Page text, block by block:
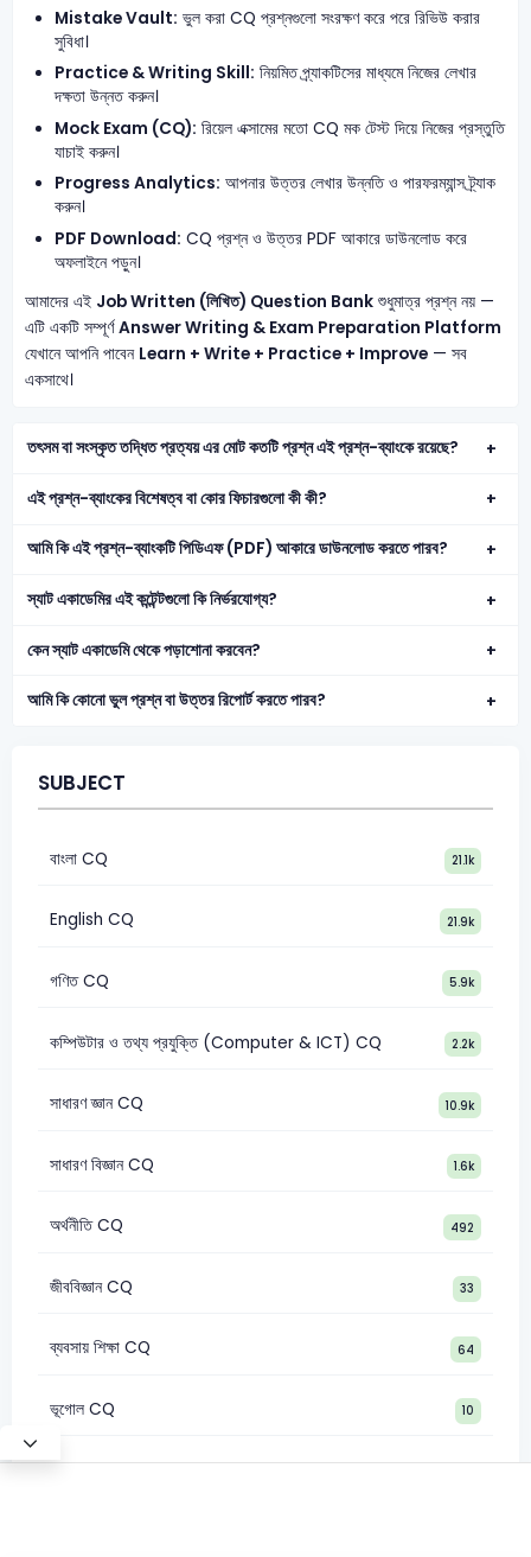
Mistake Vault: ভুল করা CQ প্রশ্নগুলো সংরক্ষণ করে পরে রিভিউ করার
সুবিধা।
Practice & Writing Skill: নিয়মিত প্র্যাকটিসের মাধ্যমে নিজের লেখার
দক্ষতা উন্নত করুন।
Mock Exam (CQ): রিয়েল এক্সামের মতো CQ মক টেস্ট দিয়ে নিজের প্রস্তুতি
যাচাই করুন।
Progress Analytics: আপনার উত্তর লেখার উন্নতি ও পারফরম্যান্স ট্র্যাক
করুন।
PDF Download: CQ প্রশ্ন ও উত্তর PDF আকারে ডাউনলোড করে
অফলাইনে পড়ুন।
আমাদের এই Job Written (লিখিত) Question Bankশুধুমাত্র প্রশ্ন নয় —
এটি একটি সম্পূর্ণAnswer Writing & Exam Preparation Platform
যেখানে আপনি পাবেন Learn + Write + Practice + Improve— সব
একসাথে।
তৎসম বা সংস্কৃত তদ্ধিত প্রত্যয় এর মোট কতটি প্রশ্ন এই প্রশ্ন-ব্যাংকে রয়েছে?
এই প্রশ্ন-ব্যাংকের বিশেষত্ব বা কোর ফিচারগুলো কী কী?
আমি কি এই প্রশ্ন-ব্যাংকটি পিডিএফ (PDF) আকারে ডাউনলোড করতে পারব?
স্যাট একাডেমির এই কন্টেন্টগুলো কি নির্ভরযোগ্য?
কেন স্যাট একাডেমি থেকে পড়াশোনা করবেন?
আমি কি কোনো ভুল প্রশ্ন বা উত্তর রিপোর্ট করতে পারব?
SUBJECT
বাংলা CQ 21.1k
English CQ 21.9k
গণিত CQ 5.9k
কম্পিউটার ও তথ্য প্রযুক্তি (Computer & ICT) CQ 2.2k
সাধারণ জ্ঞান CQ 10.9k
সাধারণ বিজ্ঞান CQ 1.6k
অর্থনীতি CQ 492
জীববিজ্ঞান CQ 33
ব্যবসায় শিক্ষা CQ 64
ভূগোল CQ 10